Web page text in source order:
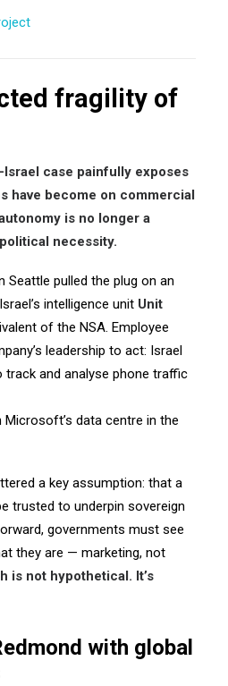
fragility of
case painfully exposes
have become on commercial
is no longer a
necessity.
pulled the plug on an
intelligence unit Unit
of the NSA. Employee
leadership to act: Israel
track and analyse phone traffic
data centre in the
a key assumption: that a
trusted to underpin sovereign
governments must see
they are — marketing, not
is not hypothetical. It’s
with global